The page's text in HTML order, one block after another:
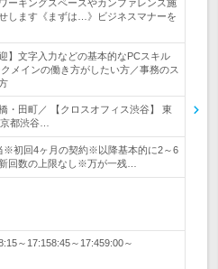
ーキングスペースやカンファレンス施
します《まずは…》ビジネスマナーを
】文字入力などの基本的なPCスキル
メインの働き方がしたい方／事務のス
・田町／ 【クロスオフィス渋谷】 東
都渋谷…
※初回4ヶ月の契約※以降基本的に2～6
回数の上限なし※万が一残…
～17:158:45～17:459:00～